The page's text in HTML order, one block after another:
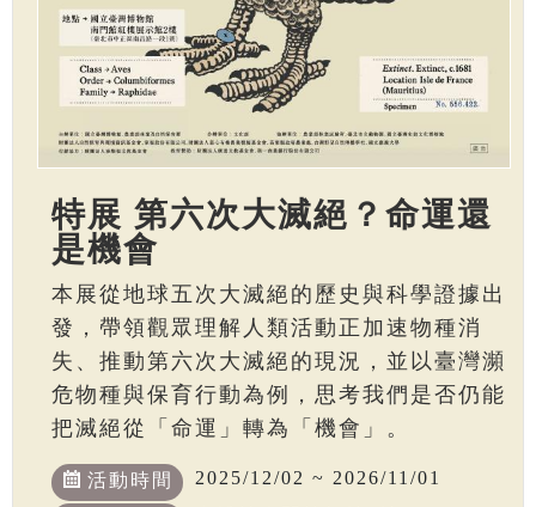
特展 第六次大滅絕？命運還
是機會
本展從地球五次大滅絕的歷史與科學證據出
發，帶領觀眾理解人類活動正加速物種消
失、推動第六次大滅絕的現況，並以臺灣瀕
危物種與保育行動為例，思考我們是否仍能
把滅絕從「命運」轉為「機會」。
活動時間 2025/12/02 ~ 2026/11/01